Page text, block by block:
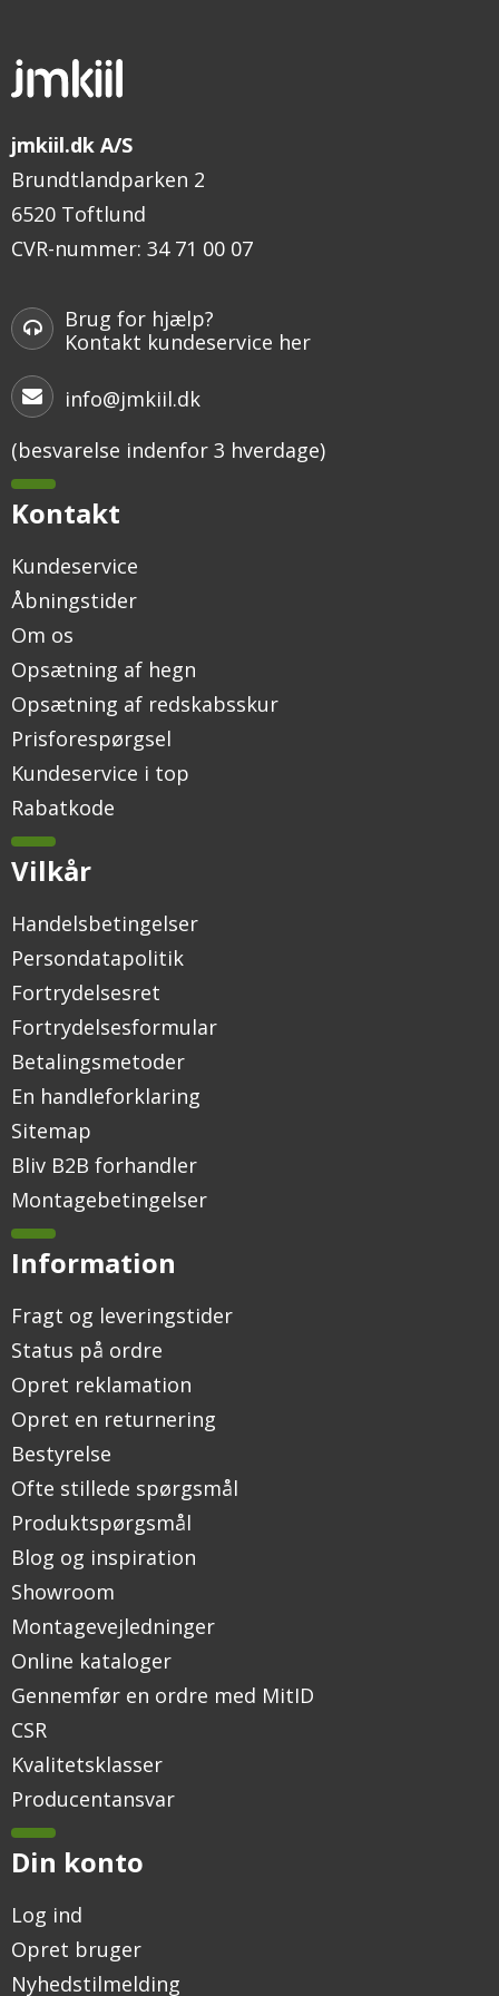
jmkiil.dk A/S
Brundtlandparken 2
6520 Toftlund
CVR-nummer: 34 71 00 07
Brug for hjælp?
Kontakt kundeservice her
info@jmkiil.dk
(besvarelse indenfor 3 hverdage)
Kontakt
Kundeservice
Åbningstider
Om os
Opsætning af hegn
Opsætning af redskabsskur
Prisforespørgsel
Kundeservice i top
Rabatkode
Vilkår
Handelsbetingelser
Persondatapolitik
Fortrydelsesret
Fortrydelsesformular
Betalingsmetoder
En handleforklaring
Sitemap
Bliv B2B forhandler
Montagebetingelser
Information
Fragt og leveringstider
Status på ordre
Opret reklamation
Opret en returnering
Bestyrelse
Ofte stillede spørgsmål
Produktspørgsmål
Blog og inspiration
Showroom
Montagevejledninger
Online kataloger
Gennemfør en ordre med MitID
CSR
Kvalitetsklasser
Producentansvar
Din konto
Log ind
Opret bruger
Nyhedstilmelding